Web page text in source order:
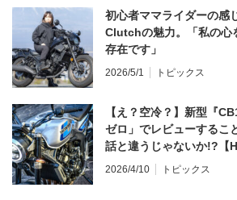
初心者ママライダーの感
Clutchの魅力。「私の心
存在です」
2026/5/1 トピックス
【え？空冷？】新型『
ゼロ」でレビューするこ
話と違うじゃないか!?【
てならず／CB1000F ①第
2026/4/10 トピックス